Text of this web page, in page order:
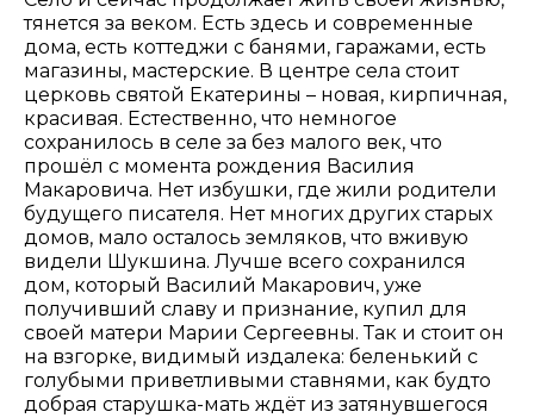
тянется за веком. Есть здесь и современные
дома, есть коттеджи с банями, гаражами, есть
магазины, мастерские. В центре села стоит
церковь святой Екатерины – новая, кирпичная,
красивая. Естественно, что немногое
сохранилось в селе за без малого век, что
прошёл с момента рождения Василия
Макаровича. Нет избушки, где жили родители
будущего писателя. Нет многих других старых
домов, мало осталось земляков, что вживую
видели Шукшина. Лучше всего сохранился
дом, который Василий Макарович, уже
получивший славу и признание, купил для
своей матери Марии Сергеевны. Так и стоит он
на взгорке, видимый издалека: беленький с
голубыми приветливыми ставнями, как будто
добрая старушка-мать ждёт из затянувшегося